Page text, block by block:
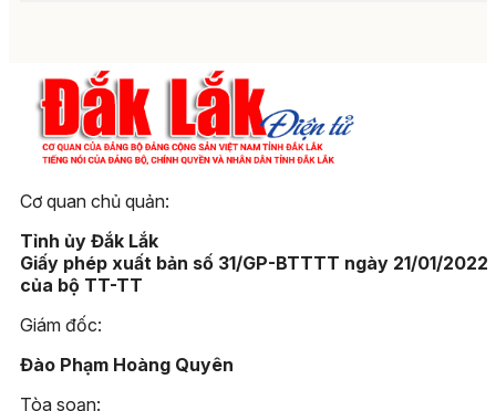
Cơ quan chủ quản:
Tỉnh ủy Đắk Lắk
Giấy phép xuất bản số 31/GP-BTTTT ngày 21/01/2022
của bộ TT-TT
Giám đốc:
Đào Phạm Hoàng Quyên
Tòa soạn: